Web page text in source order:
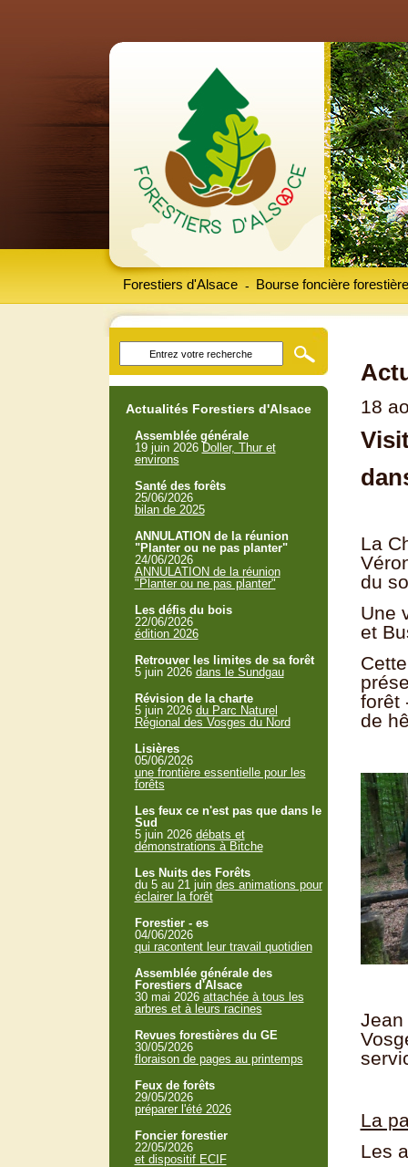
Forestiers d'Alsace Bourse foncière forestière
-
18
La
du
Une
et
forêt
de
Jean
La
Les
Actualités Forestiers d'Alsace
Assemblée générale
19 juin 2026 Doller, Thur et
environs
Santé des forêts
25/06/2026
bilan de 2025
ANNULATION de la réunion
"Planter ou ne pas planter"
24/06/2026
ANNULATION de la réunion
"Planter ou ne pas planter"
Les défis du bois
22/06/2026
édition 2026
Retrouver les limites de sa forêt
5 juin 2026 dans le Sundgau
Révision de la charte
5 juin 2026 du Parc Naturel
Régional des Vosges du Nord
Lisières
05/06/2026
une frontière essentielle pour les
forêts
Les feux ce n'est pas que dans le
Sud
5 juin 2026 débats et
démonstrations à Bitche
Les Nuits des Forêts
du 5 au 21 juin des animations pour
éclairer la forêt
Forestier - es
04/06/2026
qui racontent leur travail quotidien
Assemblée générale des
Forestiers d'Alsace
30 mai 2026 attachée à tous les
arbres et à leurs racines
Revues forestières du GE
30/05/2026
floraison de pages au printemps
Feux de forêts
29/05/2026
préparer l'été 2026
Foncier forestier
22/05/2026
et dispositif ECIF